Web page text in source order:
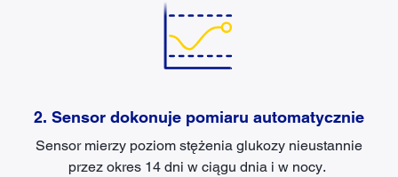
2. Sensor dokonuje pomiaru automatycznie
Sensor mierzy poziom stężenia glukozy nieustannie
przez okres 14 dni w ciągu dnia i w nocy.